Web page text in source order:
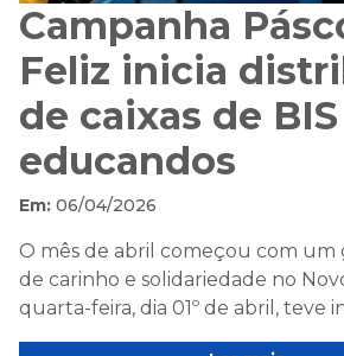
Campanha
Feliz inicia
de caixas de
educandos
Em: 06/04/2026
O mês de abril começou com um
de carinho e solidariedade no
quarta-feira, dia 01º de abril, teve